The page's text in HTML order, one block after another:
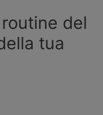
del
tua